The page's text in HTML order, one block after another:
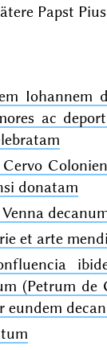
Papst
Iohannem
ac
donatam
et arte
(Petrum de
eundem